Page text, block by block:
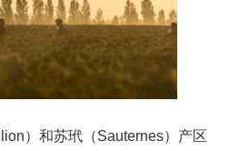
）和苏玳（Sauternes）产区